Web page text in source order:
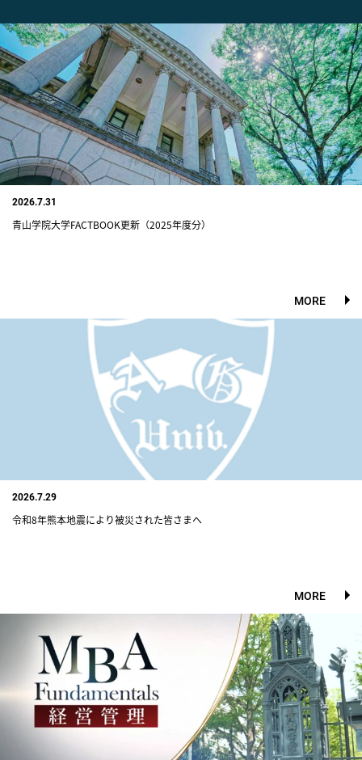
2026.7.31
青山学院大学FACTBOOK更新（2025年度分）
MORE
2026.7.29
令和8年熊本地震により被災された皆さまへ
MORE